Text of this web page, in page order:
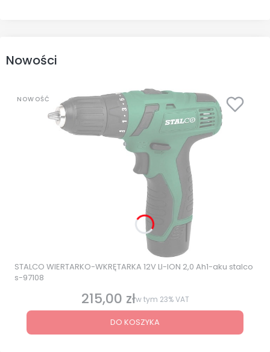
Nowości
NOWOŚĆ
STALCO WIERTARKO-WKRĘTARKA 12V LI-ION 2,0 Ah1-aku stalco
s-97108
Cena brutto
215,00 złw tym 23%VAT
DO KOSZYKA